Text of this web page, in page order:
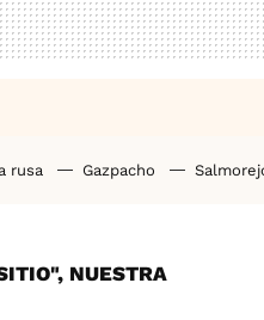
rusa Gazpacho
NUESTRA